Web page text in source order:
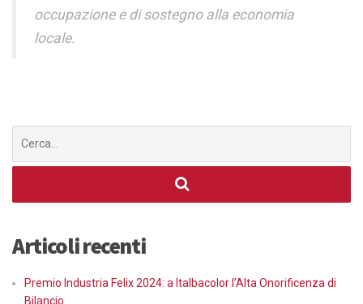
occupazione e di sostegno alla economia
locale.
per:
Articoli recenti
Premio Industria Felix 2024: a Italbacolor l’Alta Onorificenza di
Bilancio